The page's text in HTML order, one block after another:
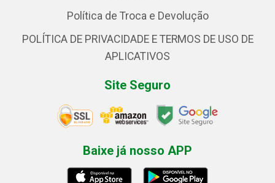
Política de Troca e Devolução
POLÍTICA DE PRIVACIDADE E TERMOS DE USO DE
APLICATIVOS
Site Seguro
Baixe já nosso APP